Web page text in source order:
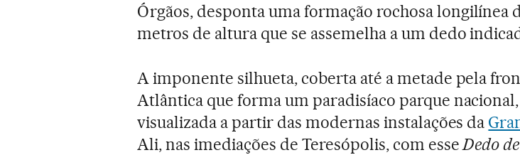
Órgãos, desponta uma formação rochosa longilínea
metros de altura que se assemelha a um dedo
A imponente silhueta, coberta até a metade pela
Atlântica que forma um paradisíaco parque
visualizada a partir das modernas instalações da
Ali, nas imediações de Teresópolis, com esseDedo